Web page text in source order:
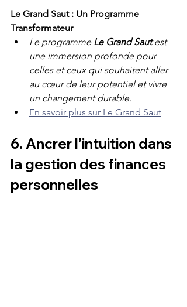
Le Grand Saut : Un Programme
Transformateur
Le programme Le Grand Saut est
une immersion profonde pour
celles et ceux qui souhaitent aller
au cœur de leur potentiel et vivre
un changement durable.
En savoir plus sur Le Grand Saut
6. Ancrer l’intuition dans
la gestion des finances
personnelles